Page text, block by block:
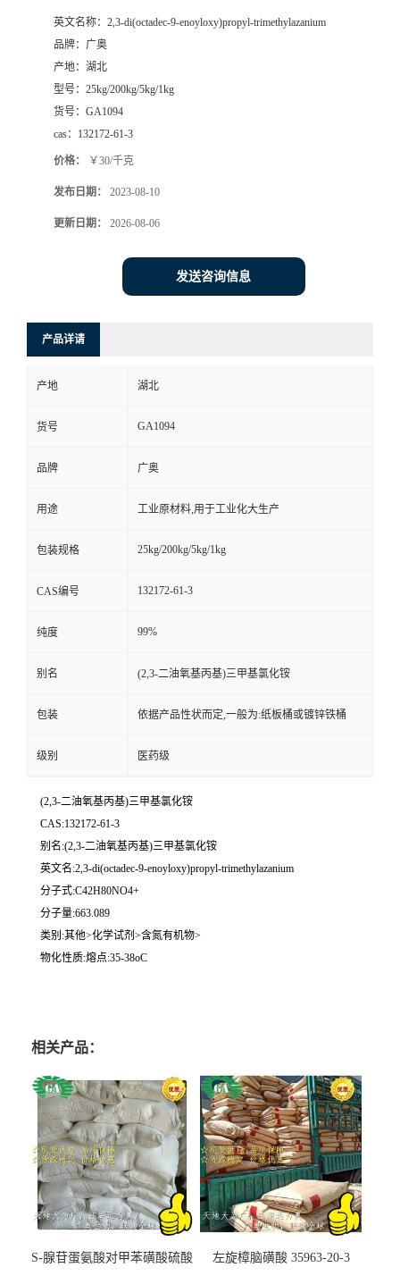
英文名称： 2,3-di(octadec-9-enoyloxy)propyl-trimethylazanium
品牌： 广奥
产地： 湖北
型号： 25kg/200kg/5kg/1kg
货号： GA1094
cas： 132172-61-3
价格： ￥30/千克
发布日期： 2023-08-10
更新日期： 2026-08-06
发送咨询信息
产品详请
产地 湖北
货号 GA1094
品牌 广奥
用途 工业原材料,用于工业化大生产
包装规格 25kg/200kg/5kg/1kg
CAS编号 132172-61-3
纯度 99%
别名 (2,3-二油氧基丙基)三甲基氯化铵
包装 依据产品性状而定,一般为:纸板桶或镀锌铁桶
级别 医药级
(2,3-二油氧基丙基)三甲基氯化铵
CAS:132172-61-3
别名:(2,3-二油氧基丙基)三甲基氯化铵
英文名:2,3-di(octadec-9-enoyloxy)propyl-trimethylazanium
分子式:C42H80NO4+
分子量:663.089
类别:其他>化学试剂>含氮有机物>
物化性质:熔点:35-38oC
相关产品：
S-腺苷蛋氨酸对甲苯磺酸硫酸
左旋樟脑磺酸 35963-20-3